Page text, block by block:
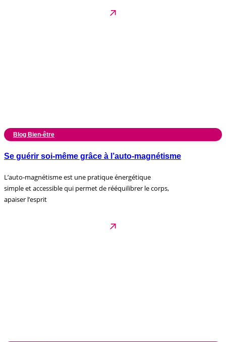
Blog Bien-être
Se guérir soi-même grâce à l’auto-magnétisme
L’auto-magnétisme est une pratique énergétique
simple et accessible qui permet de rééquilibrer le corps,
apaiser l’esprit